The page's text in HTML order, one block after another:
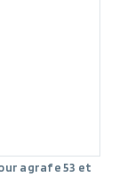
agrafe 53 et